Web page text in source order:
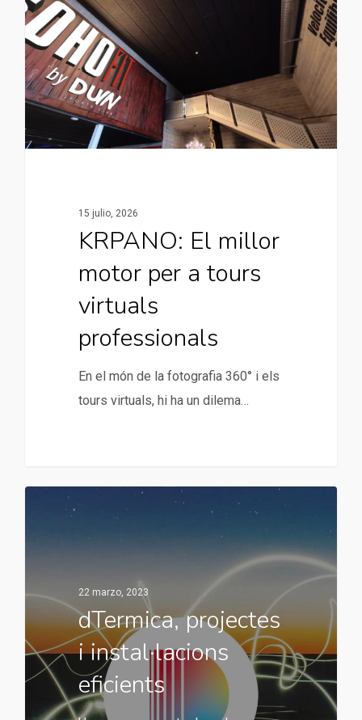
15 julio, 2026
KRPANO: El millor
motor per a tours
virtuals
professionals
En el món de la fotografia 360° i els
tours virtuals, hi ha un dilema…
22 marzo, 2023
dTermica, projectes
i instal·lacions
eficients